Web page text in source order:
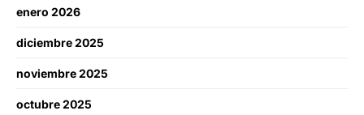
enero 2026
diciembre 2025
noviembre 2025
octubre 2025